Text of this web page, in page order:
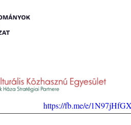
https://fb.me/e/